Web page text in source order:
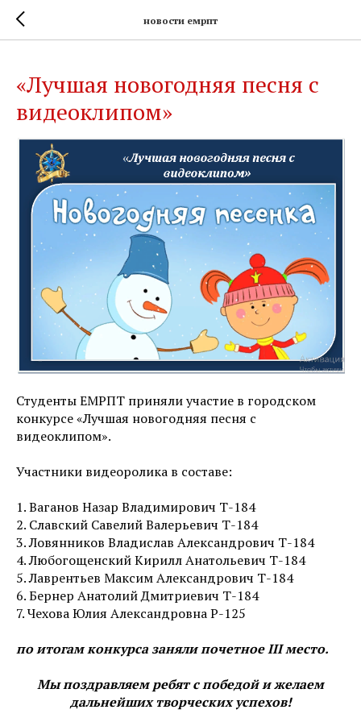
новости емрпт
«Лучшая новогодняя песня с
видеоклипом»
Студенты ЕМРПТ приняли участие в городском
конкурсе «Лучшая новогодняя песня с
видеоклипом».
Участники видеоролика в составе:
1. Ваганов Назар Владимирович Т-184
2. Славский Савелий Валерьевич Т-184
3. Ловянников Владислав Александрович Т-184
4. Любогощенский Кирилл Анатольевич Т-184
5. Лаврентьев Максим Александрович Т-184
6. Бернер Анатолий Дмитриевич Т-184
7. Чехова Юлия Александровна Р-125
по итогам конкурса заняли почетное III место.
Мы поздравляем ребят с победой и желаем
дальнейших творческих успехов!